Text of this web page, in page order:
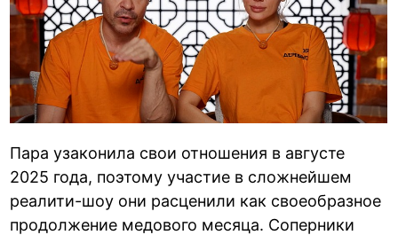
Пара узаконила свои отношения в августе
2025 года, поэтому участие в сложнейшем
реалити-шоу они расценили как своеобразное
продолжение медового месяца. Соперники